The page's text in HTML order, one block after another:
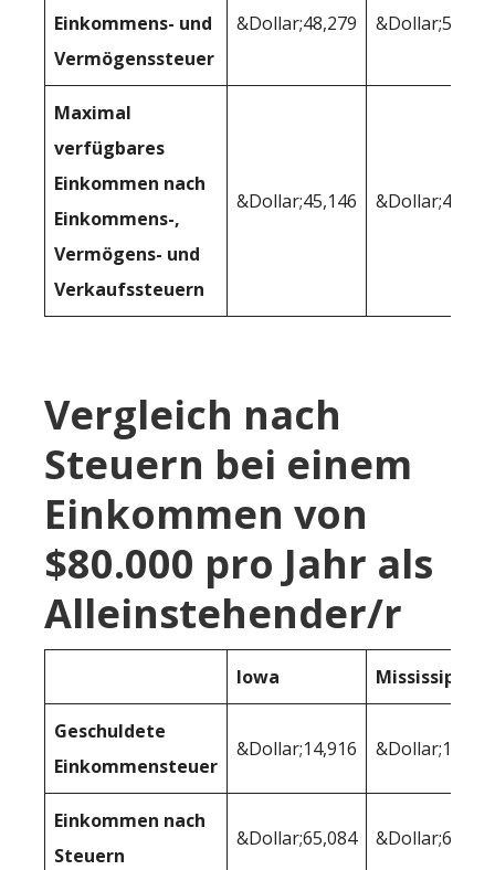
Einkommens- und
Vermögenssteuer
&Dollar;48,279 &Dollar;50,801
Maximal
verfügbares
Einkommen nach
Einkommens-,
Vermögens- und
Verkaufssteuern
&Dollar;45,146 &Dollar;47,447
Vergleich nach
Steuern bei einem
Einkommen von
$80.000 pro Jahr als
Alleinstehender/r
Iowa Mississippi
Geschuldete
Einkommensteuer
&Dollar;14,916 &Dollar;13.653
Einkommen nach
Steuern
&Dollar;65,084 &Dollar;66,347